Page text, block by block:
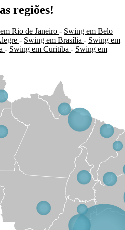
regiões!
Rio de Janeiro - Swing em Belo
- Swing em Brasília - Swing em
- Swing em Curitiba - Swing em